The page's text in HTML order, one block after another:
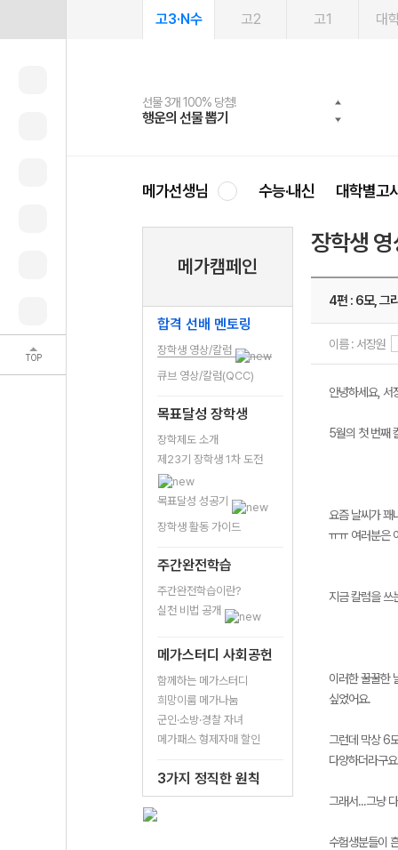
TOP
고3·N수 고2 고1 대
선물 3개 100% 당첨!
행운의 선물 뽑기
선물 100% 증정!
메가스터디 X 올리브
2027 러셀 단과
강사 공개선발
스마트러닝앱
설문 EVENT
메가패스
3일 무료 체험권
메가패스 수강생 무료혜택!
메가클럽 멤버십
사회공헌 캠페인
희망이룸 메가나눔
메가선생님 수능·내신 대학별고
메가캠페인
합격 선배 멘토링
장학생 영상/칼럼
큐브 영상/칼럼(QCC)
목표달성 장학생
장학제도 소개
제23기 장학생 1차 도전
목표달성 성공기
장학생 활동 가이드
주간완전학습
주간완전학습이란?
실천 비법 공개
메가스터디 사회공헌
함께하는 메가스터디
희망이룸 메가나눔
군인·소방·경찰 자녀
메가패스 형제자매 할인
3가지 정직한 원칙
장학생
4편 : 6모, 그
이름 : 서장원
안녕하세요, 서
5월의 첫 번째
요즘 날씨가 꽤
ㅠㅠ 여러분은
지금 칼럼을 쓰
이러한 꿀꿀한
싶었어요.
그런데 막상 6
다양하더라구
그래서...그냥
수험생분들이